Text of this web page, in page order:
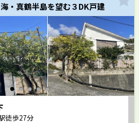
・真鶴半島を望む３DK戸建
徒歩27分